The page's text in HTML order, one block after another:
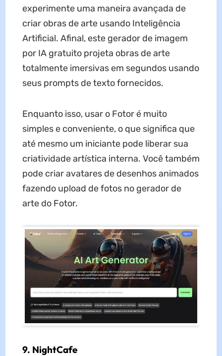
experimente uma maneira avançada de
criar obras de arte usando Inteligência
Artificial. Afinal, este gerador de imagem
por IA gratuito projeta obras de arte
totalmente imersivas em segundos usando
seus prompts de texto fornecidos.
Enquanto isso, usar o Fotor é muito
simples e conveniente, o que significa que
até mesmo um iniciante pode liberar sua
criatividade artística interna. Você também
pode criar avatares de desenhos animados
fazendo upload de fotos no gerador de
arte do Fotor.
9. NightCafe